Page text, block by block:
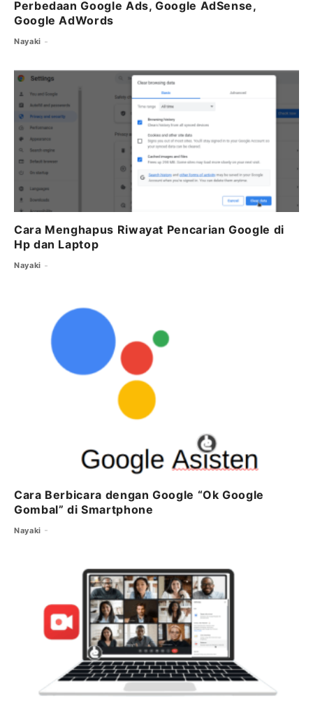
Perbedaan Google Ads, Google AdSense,
Google AdWords
Nayaki
Cara Menghapus Riwayat Pencarian Google di
Hp dan Laptop
Nayaki
Cara Berbicara dengan Google “Ok Google
Gombal” di Smartphone
Nayaki